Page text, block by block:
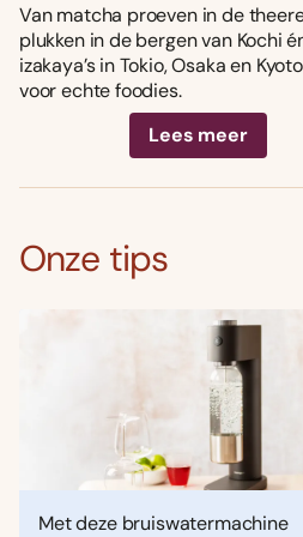
Van matcha proeven in de
plukken in de bergen van Kochi
izakaya’s in Tokio, Osaka en
voor echte foodies.
Lees meer
Onze tips
Met deze bruiswatermachine